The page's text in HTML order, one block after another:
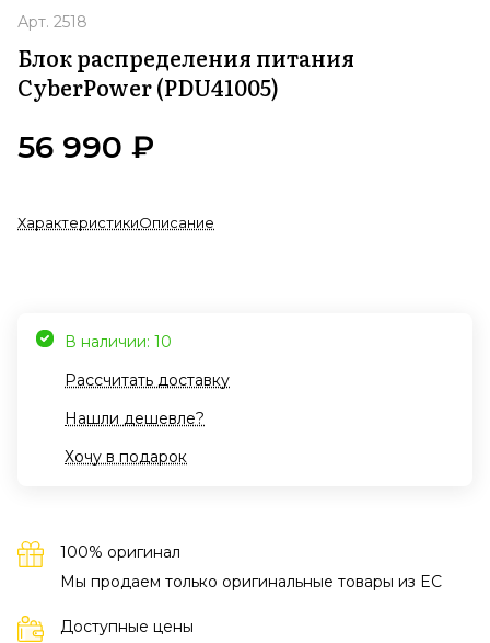
Арт. 2518
Блок распределения питания
CyberPower (PDU41005)
56 990 ₽
ХарактеристикиОписание
В наличии: 10
Рассчитать доставку
Нашли дешевле?
Хочу в подарок
100% оригинал
Мы продаем только оригинальные товары из EC
Доступные цены